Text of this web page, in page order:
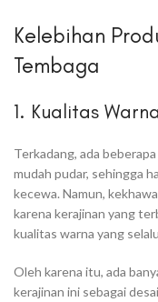
Kelebihan
Tembaga
1. Kualitas
Terkadang, ada
mudah pudar, sehingga
kecewa. Namun,
karena kerajinan yang
kualitas warna yang
Oleh karena itu, ada
kerajinan ini sebagai